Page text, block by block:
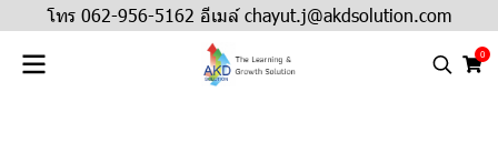
โทร 062-956-5162 อีเมล์ chayut.j@akdsolution.com
0